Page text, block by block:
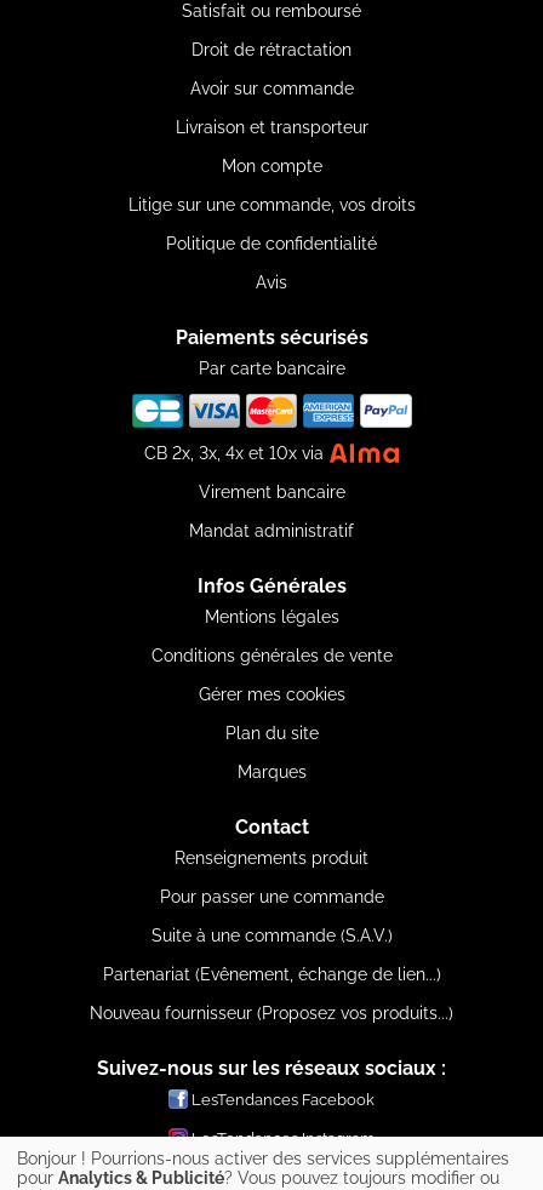
Satisfait ou remboursé
Droit de rétractation
Avoir sur commande
Livraison et transporteur
Mon compte
Litige sur une commande, vos droits
Politique de confidentialité
Avis
Paiements sécurisés
Par carte bancaire
CB 2x, 3x, 4x et 10x via
Virement bancaire
Mandat administratif
Infos Générales
Mentions légales
Conditions générales de vente
Gérer mes cookies
Plan du site
Marques
Contact
Renseignements produit
Pour passer une commande
Suite à une commande (S.A.V.)
Partenariat (Evênement, échange de lien...)
Nouveau fournisseur (Proposez vos produits...)
Suivez-nous sur les réseaux sociaux :
LesTendances Facebook
LesTendances Instagram
LesTendances Pinterest
Bonjour ! Pourrions-nous activer des services supplémentaires
pour Analytics & Publicité? Vous pouvez toujours modifier ou